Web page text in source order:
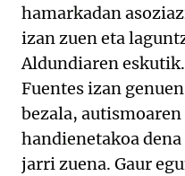
hamarkadan
izan zuen eta
Aldundiaren
Fuentes izan
bezala,
handienetakoa
jarri zuena. Gaur